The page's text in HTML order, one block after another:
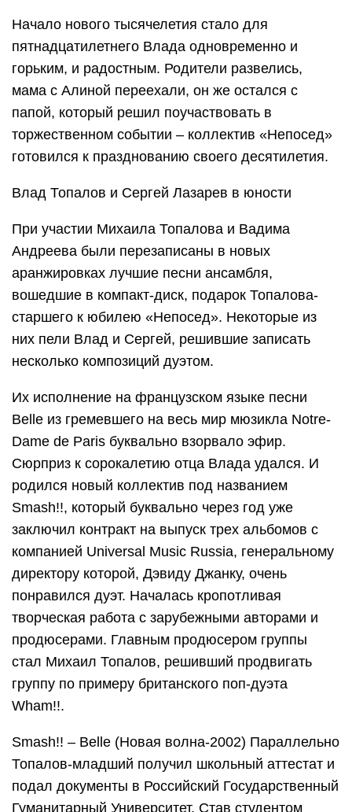
Начало нового тысячелетия стало для
пятнадцатилетнего Влада одновременно и
горьким, и радостным. Родители развелись,
мама с Алиной переехали, он же остался с
папой, который решил поучаствовать в
торжественном событии – коллектив «Непосед»
готовился к празднованию своего десятилетия.
Влад Топалов и Сергей Лазарев в юности
При участии Михаила Топалова и Вадима
Андреева были перезаписаны в новых
аранжировках лучшие песни ансамбля,
вошедшие в компакт-диск, подарок Топалова-
старшего к юбилею «Непосед». Некоторые из
них пели Влад и Сергей, решившие записать
несколько композиций дуэтом.
Их исполнение на французском языке песни
Belle из гремевшего на весь мир мюзикла Notre-
Dame de Paris буквально взорвало эфир.
Сюрприз к сорокалетию отца Влада удался. И
родился новый коллектив под названием
Smash!!, который буквально через год уже
заключил контракт на выпуск трех альбомов с
компанией Universal Music Russia, генеральному
директору которой, Дэвиду Джанку, очень
понравился дуэт. Началась кропотливая
творческая работа с зарубежными авторами и
продюсерами. Главным продюсером группы
стал Михаил Топалов, решивший продвигать
группу по примеру британского поп-дуэта
Wham!!.
Smash!! – Belle (Новая волна-2002) Параллельно
Топалов-младший получил школьный аттестат и
подал документы в Российский Государственный
Гуманитарный Университет. Став студентом